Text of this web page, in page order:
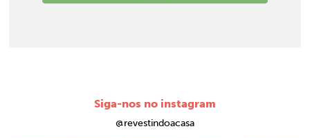
Siga-nos no instagram
@revestindoacasa